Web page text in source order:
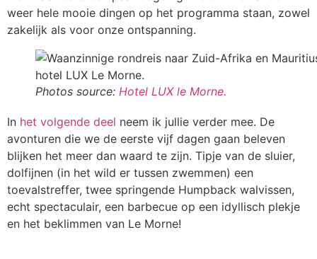
weer hele mooie dingen op het programma staan, zowel
zakelijk als voor onze ontspanning.
Photos source: Hotel LUX le Morne.
In het volgende deel neem ik jullie verder mee. De
avonturen die we de eerste vijf dagen gaan beleven
blijken het meer dan waard te zijn. Tipje van de sluier,
dolfijnen (in het wild er tussen zwemmen) een
toevalstreffer, twee springende Humpback walvissen,
echt spectaculair, een barbecue op een idyllisch plekje
en het beklimmen van Le Morne!